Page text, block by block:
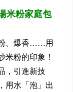
米粉家庭包
、爆香……用
米粉的印象！
，引進新技
用水「泡」出